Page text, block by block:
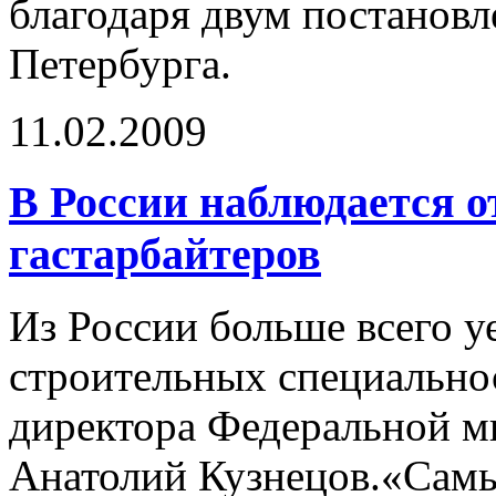
благодаря двум
Петербурга.
11.02.2009
В России наблюдается
гастарбайтеров
Из России больше всего
строительных
директора
Анатолий